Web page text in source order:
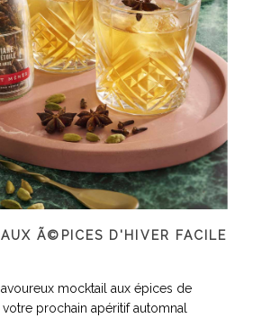
Ã©PICES D'HIVER FACILE
mocktail aux épices de
prochain apéritif automnal